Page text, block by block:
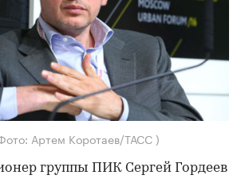
Артем Коротаев/ТАСС )
группы ПИК Сергей Гордеев